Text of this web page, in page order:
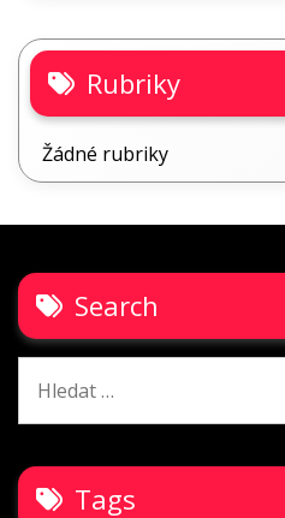
Rubriky
Žádné rubriky
Search
Tags